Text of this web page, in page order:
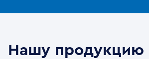
Нашу продукцию